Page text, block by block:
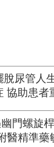
脫尿管人
協助患者